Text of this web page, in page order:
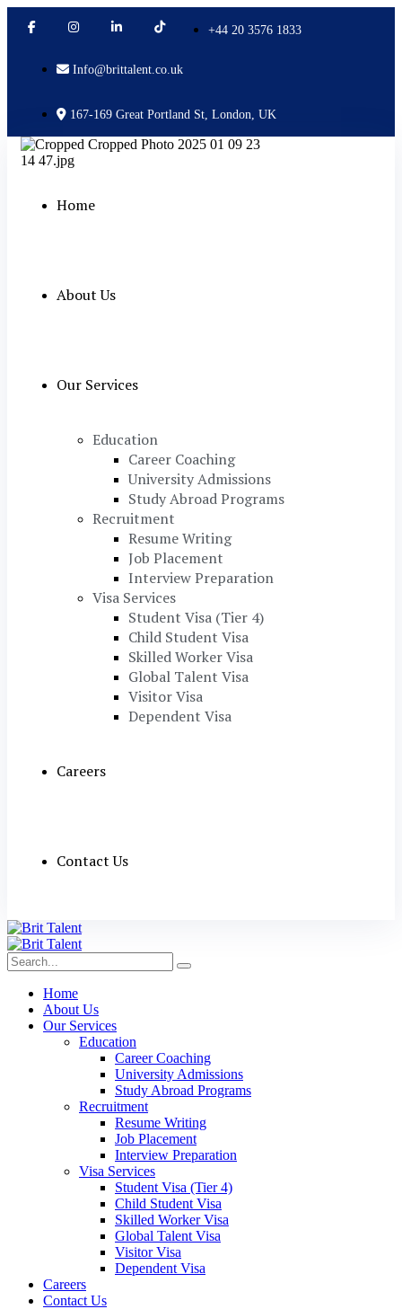
+44 20 3576 1833
Info@brittalent.co.uk
167-169 Great Portland St, London, UK
Home
About Us
Our Services
Education
Career Coaching
University Admissions
Study Abroad Programs
Recruitment
Resume Writing
Job Placement
Interview Preparation
Visa Services
Student Visa (Tier 4)
Child Student Visa
Skilled Worker Visa
Global Talent Visa
Visitor Visa
Dependent Visa
Careers
Contact Us
Home
About Us
Our Services
Education
Career Coaching
University Admissions
Study Abroad Programs
Recruitment
Resume Writing
Job Placement
Interview Preparation
Visa Services
Student Visa (Tier 4)
Child Student Visa
Skilled Worker Visa
Global Talent Visa
Visitor Visa
Dependent Visa
Careers
Contact Us